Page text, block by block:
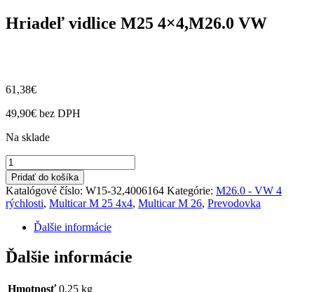
Hriadeľ vidlice M25 4×4,M26.0 VW
61,38€
49,90€ bez DPH
Na sklade
množstvo
Hriadeľ
vidlice
M25
4x4,M26.0
VW
Pridať do košíka
Katalógové číslo: W15-32,4006164 Kategórie: M26.0 - VW 4
rýchlosti, Multicar M 25 4x4, Multicar M 26, Prevodovka
Ďalšie informácie
Ďalšie informácie
Hmotnosť 0,25 kg